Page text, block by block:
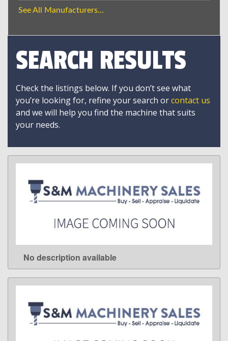
See All Manufacturers...
SEARCH RESULTS
Check the listings below. If you don’t see what
you’re looking for, refine your search orcontact us
and we will help you find the machine that suits
your needs.
LEARN MORE
No description available